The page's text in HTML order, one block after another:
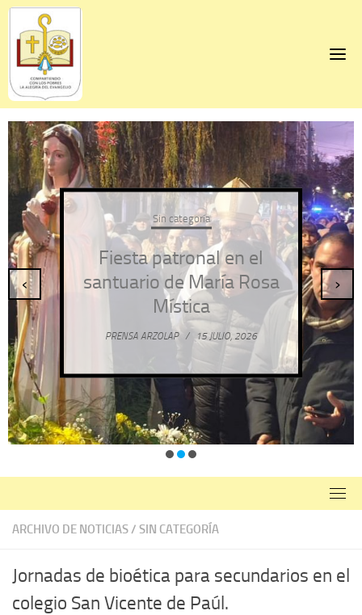
Skip
content
Sin categoría
Fiesta patronal en el
santuario de María Rosa
Mística
PRENSA ARZOLAP / 15 JULIO, 2026
‹ ›
ARCHIVO DE NOTICIAS/ SIN CATEGORÍA
Jornadas de bioética para secundarios en el
colegio San Vicente de Paúl.